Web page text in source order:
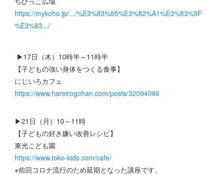
https://mykoho.jp/.../%E3%83%95%E3%82%A1%E3%83%9F
%E3%83.../
▶17日（木）10時半～11時半
【子どもの強い身体をつくる食事】
にじいろカフェ
https://www.hareirogohan.com/posts/32094086
▶21日（月）10～11時
【子どもの好き嫌い改善レシピ】
東光こども園
https://www.toko-kids.com/cafe/
※前回コロナ流行のため延期となった講座です。